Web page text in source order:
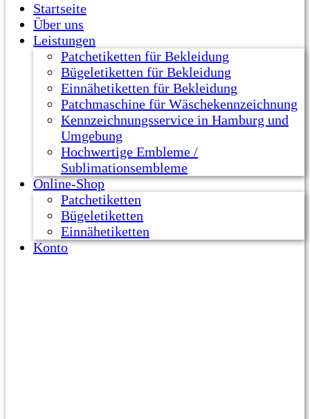
Startseite
Über uns
Leistungen
Patchetiketten für Bekleidung
Bügeletiketten für Bekleidung
Einnähetiketten für Bekleidung
Patchmaschine für Wäschekennzeichnung
Kennzeichnungsservice in Hamburg und
Umgebung
Hochwertige Embleme /
Sublimationsembleme
Online-Shop
Patchetiketten
Bügeletiketten
Einnähetiketten
Konto